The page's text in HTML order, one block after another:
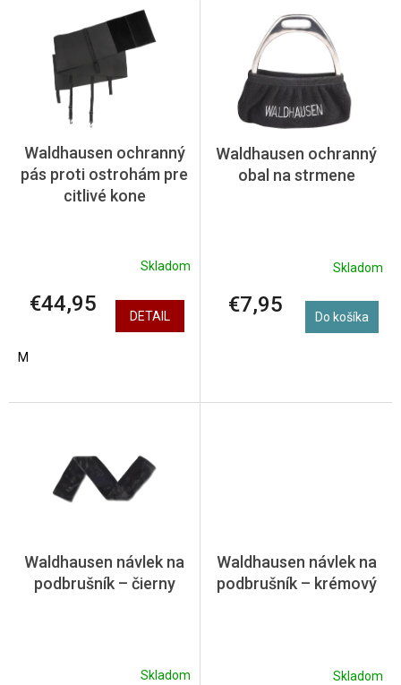
Waldhausen ochranný
pás proti ostrohám pre
citlivé kone
Skladom
€44,95 DETAIL
M
Waldhausen ochranný
obal na strmene
Skladom
€7,95 Do košíka
Waldhausen návlek na
podbrušník – čierny
Skladom
Waldhausen návlek na
podbrušník – krémový
Skladom